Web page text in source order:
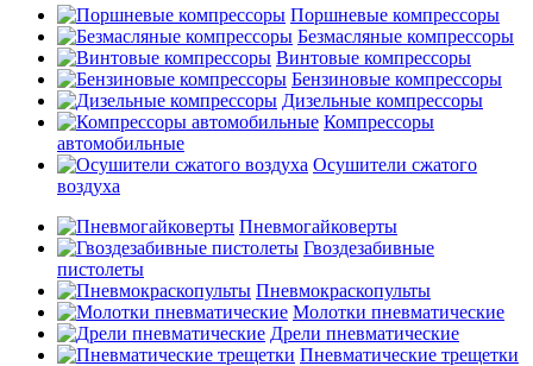
Поршневые компрессоры
Безмасляные компрессоры
Винтовые компрессоры
Бензиновые компрессоры
Дизельные компрессоры
Компрессоры
автомобильные
Осушители сжатого
воздуха
Пневмогайковерты
Гвоздезабивные
пистолеты
Пневмокраскопульты
Молотки пневматические
Дрели пневматические
Пневматические трещетки